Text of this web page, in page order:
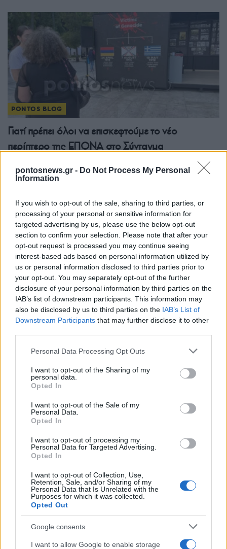
pontosnews.gr - Do Not Process My Personal
Information
If you wish to opt-out of the sale, sharing to third parties, or
processing of your personal or sensitive information for
targeted advertising by us, please use the below opt-out
section to confirm your selection. Please note that after your
opt-out request is processed you may continue seeing
interest-based ads based on personal information utilized by
us or personal information disclosed to third parties prior to
your opt-out. You may separately opt-out of the further
disclosure of your personal information by third parties on the
IAB’s list of downstream participants. This information may
also be disclosed by us to third parties on the IAB’s List of
Downstream Participants that may further disclose it to other
Please note that this website/app uses one or more Google
not limited to your visit or usage behaviour. You may click to
grant or deny consent to Google and its third-party tags to
use your data for below specified purposes in below Google
consent section.
Personal Data Processing Opt Outs
I want to opt-out of the Sharing of my
personal data.
Opted In
I want to opt-out of the Sale of my
Personal Data.
Opted In
I want to opt-out of processing my
Personal Data for Targeted Advertising.
Opted In
I want to opt-out of Collection, Use,
Retention, Sale, and/or Sharing of my
Personal Data that Is Unrelated with the
Purposes for which it was collected.
Opted Out
Google consents
I want to allow Google to enable storage
PONTOS BLOG
Γιατί πρέπει όλοι να επισκεφτούμε το νέο
περίπτερο της ΕΠΟΝΑ στο Σύνταγμα
PONTOS BLOG
Eurovision 2025: Όταν η «Αστερομάτα» της
Κλαυδίας εμπνέει…
PONTOS BLOG
Σύλλογος Ποντίων Νυρεμβέργης: Με αφορμή μια
φωτογραφία του Αχιλλέα Βασιλειάδη